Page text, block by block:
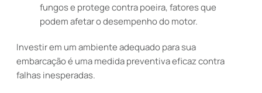
fungos e protege contra poeira, fatores que
podem afetar o desempenho do motor.
Investir em um ambiente adequado para sua
embarcação é uma medida preventiva eficaz contra
falhas inesperadas.